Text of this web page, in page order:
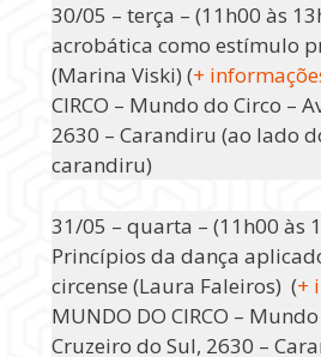
30/05 – terça – (11h00 às
acrobática como estímulo
(Marina Viski) (+
CIRCO – Mundo do Circo –
2630 – Carandiru (ao lado
carandiru)
31/05 – quarta – (11h00 às
Princípios da dança
circense (Laura Faleiros) (+
MUNDO DO CIRCO –
Cruzeiro do Sul, 2630 –